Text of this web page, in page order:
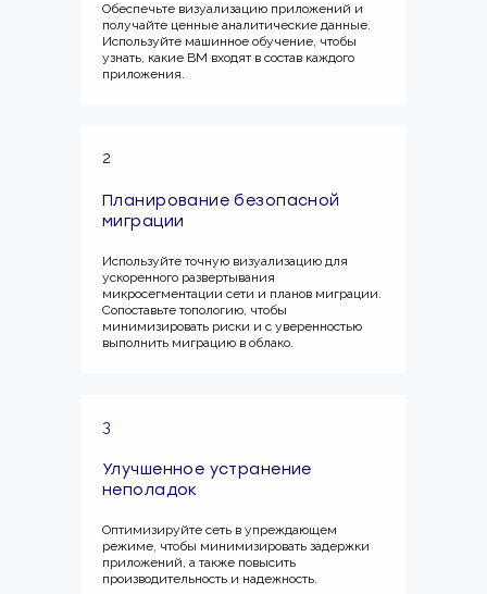
Обеспечьте визуализацию приложений и
получайте ценные аналитические данные.
Используйте машинное обучение, чтобы
узнать, какие ВМ входят в состав каждого
приложения.
2
Планирование безопасной
миграции
Используйте точную визуализацию для
ускоренного развертывания
микросегментации сети и планов миграции.
Сопоставьте топологию, чтобы
минимизировать риски и с уверенностью
выполнить миграцию в облако.
3
Улучшенное устранение
неполадок
Оптимизируйте сеть в упреждающем
режиме, чтобы минимизировать задержки
приложений, а также повысить
производительность и надежность.